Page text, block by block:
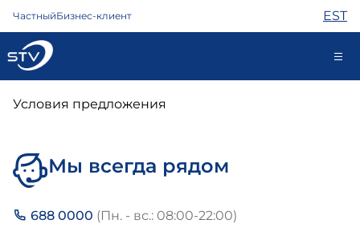
ЧастныйБизнес-клиент EST
688 0000
ТВ
Условия предложения
Мы всегда рядом
688 0000 (Пн. - вс.: 08:00-22:00)